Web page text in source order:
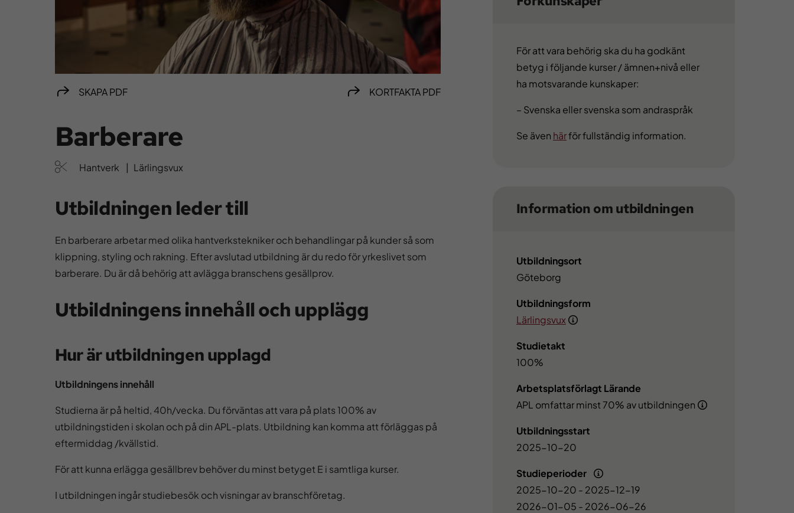
SKAPA PDF KORTFAKTA PDF
Barberare
Hantverk | Lärlingsvux
Utbildningen leder till
En barberare arbetar med olika hantverkstekniker och behandlingar på kunder så som
klippning, styling och rakning. Efter avslutad utbildning är du redo för yrkeslivet som
barberare. Du är då behörig att avlägga branschens gesällprov.
Utbildningens innehåll och upplägg
Hur är utbildningen upplagd
Utbildningens innehåll
Studierna är på heltid, 40h/vecka. Du förväntas att vara på plats 100% av
utbildningstiden i skolan och på din APL-plats. Utbildning kan komma att förläggas på
eftermiddag /kvällstid.
För att kunna erlägga gesällbrev behöver du minst betyget E i samtliga kurser.
I utbildningen ingår studiebesök och visningar av branschföretag.
För att vara behörig ska du ha godkänt
betyg i följande kurser / ämnen+nivå eller
ha motsvarande kunskaper:
– Svenska eller svenska som andraspråk
Se även härför fullständig information.
Information om utbildningen
Utbildningsort
Göteborg
Utbildningsform
Lärlingsvux
Studietakt
100%
Arbetsplatsförlagt Lärande
APL omfattar minst 70% av utbildningen
Utbildningsstart
2025-10-20
Studieperioder
2025-10-20 - 2025-12-19
2026-01-05 - 2026-06-26